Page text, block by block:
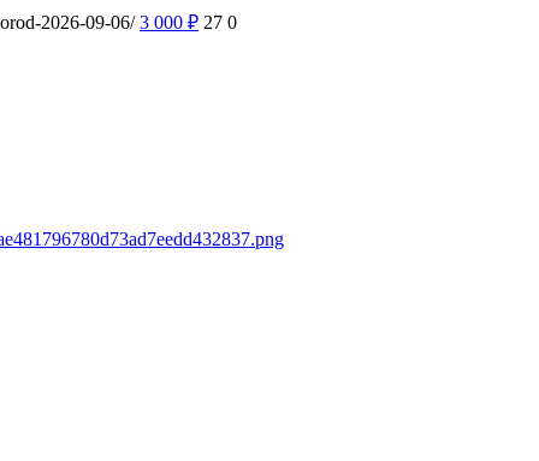
2026-09-06/ 3 000 ₽ 27 0